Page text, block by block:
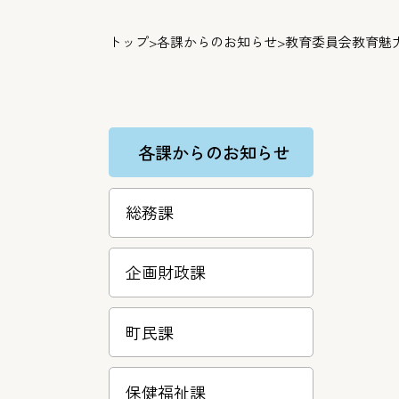
トップ>各課からのお知らせ>教育委員会教育魅
各課からのお知らせ
総務課
企画財政課
町民課
保健福祉課